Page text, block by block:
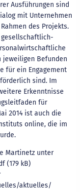
Ausführungen sind
mit Unternehmen
des Projekts.
jeweiligen Befunden
für ein Engagement
sind. Im
Erkenntnisse
für
2014 ist auch die
online, die im
Martinetz unter
(179 kB)
aktuelles/